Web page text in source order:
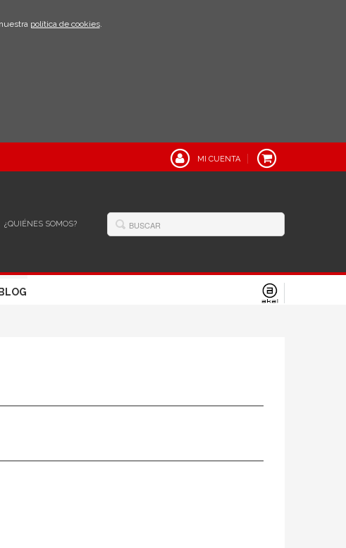
política de cookies.
MI CUENTA
¿QUIÉNES SOMOS?
BLOG